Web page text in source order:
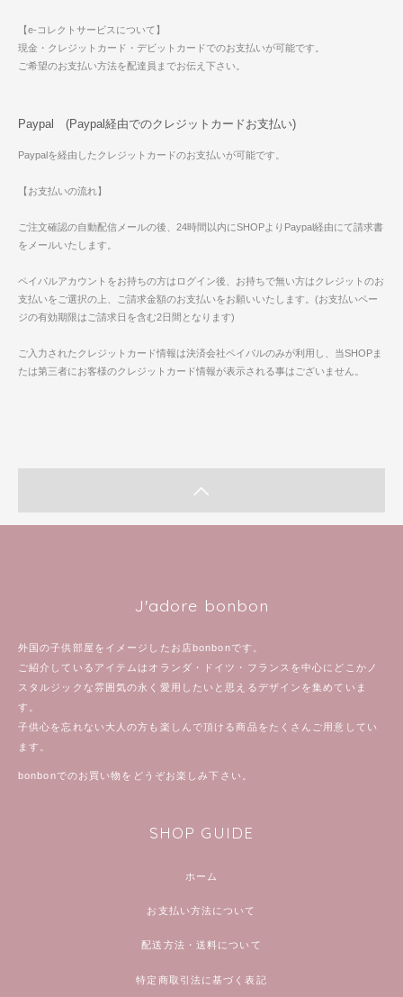
【e-コレクトサービスについて】
現金・クレジットカード・デビットカードでのお支払いが可能です。
ご希望のお支払い方法を配達員までお伝え下さい。
Paypal (Paypal経由でのクレジットカードお支払い)
Paypalを経由したクレジットカードのお支払いが可能です。
【お支払いの流れ】
ご注文確認の自動配信メールの後、24時間以内にSHOPよりPaypal経由にて請求書
をメールいたします。
ペイパルアカウントをお持ちの方はログイン後、お持ちで無い方はクレジットのお
支払いをご選択の上、ご請求金額のお支払いをお願いいたします。(お支払いペー
ジの有効期限はご請求日を含む2日間となります)
ご入力されたクレジットカード情報は決済会社ペイパルのみが利用し、当SHOPま
たは第三者にお客様のクレジットカード情報が表示される事はございません。
J'adore bonbon
外国の子供部屋をイメージしたお店bonbonです。
ご紹介しているアイテムはオランダ・ドイツ・フランスを中心にどこかノ
スタルジックな雰囲気の永く愛用したいと思えるデザインを集めていま
す。
子供心を忘れない大人の方も楽しんで頂ける商品をたくさんご用意してい
ます。
bonbonでのお買い物をどうぞお楽しみ下さい。
SHOP GUIDE
ホーム
お支払い方法について
配送方法・送料について
特定商取引法に基づく表記